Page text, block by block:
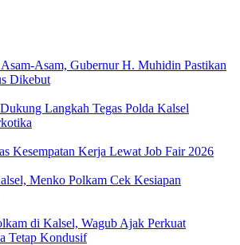
Asam, Gubernur H. Muhidin Pastikan
Dikebut
Langkah Tegas Polda Kalsel
Kesempatan Kerja Lewat Job Fair 2026
Menko Polkam Cek Kesiapan
di Kalsel, Wagub Ajak Perkuat
Tetap Kondusif